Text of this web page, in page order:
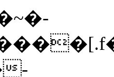
-